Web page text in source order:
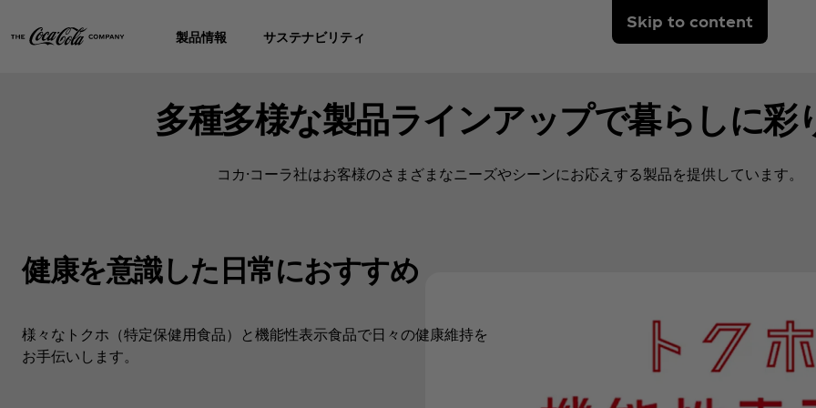
Skip to content
製品情報 サステナビリティ
多種多様な製品ラインアップで暮らしに彩
コカ·コーラ社はお客様のさまざまなニーズやシーンにお応えする製品を提供しています。​
健康を意識した日常におすすめ​
様々なトクホ（特定保健用食品）と機能性表示食品で日々の健康維持を
お手伝いします。​